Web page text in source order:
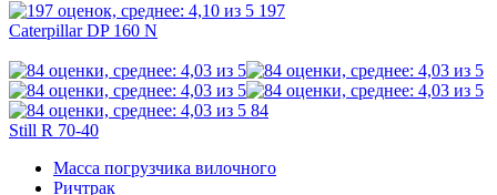
197
Caterpillar DP 160 N
84
Still R 70-40
Масса погрузчика вилочного
Ричтрак